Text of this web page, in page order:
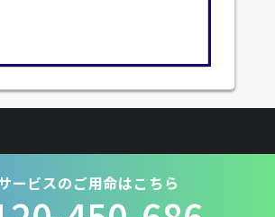
ービスのご用命はこちら